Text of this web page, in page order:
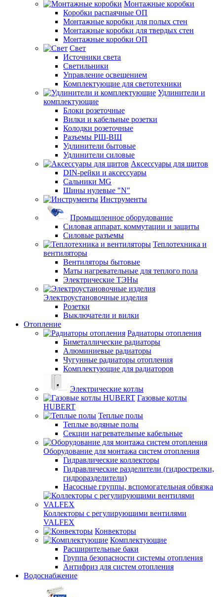
Монтажные коробки
Коробки распаячные ОП
Монтажные коробки для полых стен
Монтажные коробки для твердых стен
Монтажные коробки ОП
Свет
Источники света
Светильники
Управление освещением
Комплектующие для светотехники
Удлинители и
комплектующие
Блоки розеточные
Вилки и кабельные розетки
Колодки розеточные
Разъемы РШ-ВШ
Удлинители бытовые
Удлинители силовые
Аксессуары для щитов
DIN-рейки и аксессуары
Сальники MG
Шины нулевые "N"
Инструменты
Промышленное оборудование
Силовая аппарат. коммутации и защиты
Силовые разъемы
Теплотехника и
вентиляторы
Вентиляторы бытовые
Маты нагревательные для теплого пола
Электрические ТЭНы
Электроустановочные изделия
Розетки
Выключатели и вилки
Отопление
Радиаторы отопления
Биметаллические радиаторы
Алюминиевые радиаторы
Чугунные радиаторы отопления
Комплектующие для радиаторов
Электрические котлы
Газовые котлы
HUBERT
Теплые полы
Теплые водяные полы
Секции нагревательные кабельные
Оборудование для монтажа систем отопления
Гидравлические коллекторы
Гидравлические разделители (гидрострелки,
гидроразделители)
Насосные группы, вспомогательная обвязка
Коллекторы с регулирующими вентилями
VALFEX
Конвекторы
Комплектующие
Расширительные баки
Группа безопасности системы отопления
Антифриз для систем отопления
Водоснабжение